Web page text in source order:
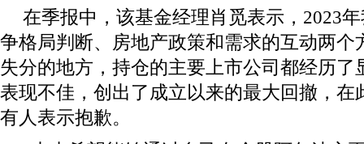
在季报中，该基金经理肖觅表示，2023
争格局判断、房地产政策和需求的互动两个
失分的地方，持仓的主要上市公司都经历了
表现不佳，创出了成立以来的最大回撤，在
有人表示抱歉。